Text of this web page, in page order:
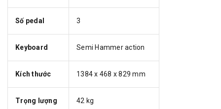
Số pedal 3
Keyboard Semi Hammer action
Kích thước 1384 x 468 x 829 mm
Trọng lượng 42 kg